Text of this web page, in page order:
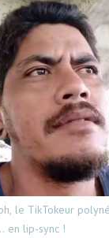
le TikTokeur
en lip-sync !